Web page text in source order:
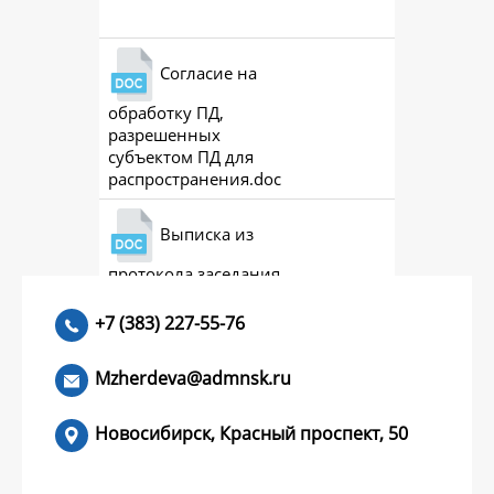
Согласие на
обработку ПД,
разрешенных
субъектом ПД для
распространения.doc
Выписка из
протокола заседания
+7 (383) 227-55-76
Mzherdeva@admnsk.ru
Новосибирск, Красный проспект, 50